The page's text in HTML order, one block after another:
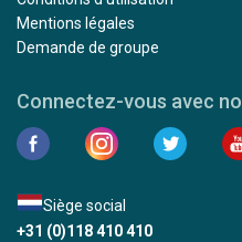
Mentions légales
Demande de groupe
Connectez-vous avec
Siège social
+31 (0)118 410 410